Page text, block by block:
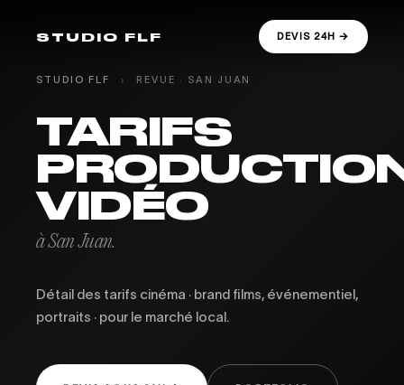
STUDIO FLF DEVIS 24H →
STUDIO FLF › REVUE · SAN JUAN
TARIFS
VIDÉO
à San Juan.
Détail des tarifs cinéma · brand films, événementiel,
portraits · pour le marché local.